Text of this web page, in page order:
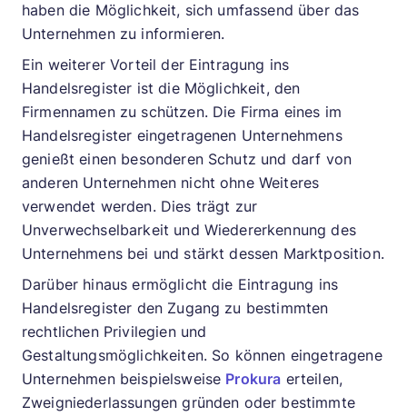
haben die Möglichkeit, sich umfassend über das
Unternehmen zu informieren.
Ein weiterer Vorteil der Eintragung ins
Handelsregister ist die Möglichkeit, den
Firmennamen zu schützen. Die Firma eines im
Handelsregister eingetragenen Unternehmens
genießt einen besonderen Schutz und darf von
anderen Unternehmen nicht ohne Weiteres
verwendet werden. Dies trägt zur
Unverwechselbarkeit und Wiedererkennung des
Unternehmens bei und stärkt dessen Marktposition.
Darüber hinaus ermöglicht die Eintragung ins
Handelsregister den Zugang zu bestimmten
rechtlichen Privilegien und
Gestaltungsmöglichkeiten. So können eingetragene
Unternehmen beispielsweise Prokura erteilen,
Zweigniederlassungen gründen oder bestimmte